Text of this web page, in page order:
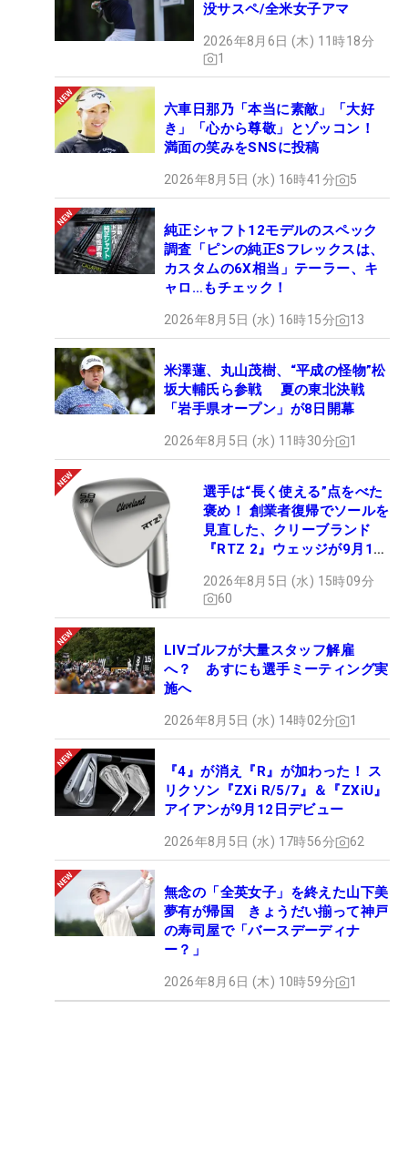
没サスペ/全米女子アマ
2026年8月6日 (木) 11時18分
1
六車日那乃「本当に素敵」「大好
き」「心から尊敬」とゾッコン！
満面の笑みをSNSに投稿
2026年8月5日 (水) 16時41分 5
純正シャフト12モデルのスペック
調査「ピンの純正Sフレックスは、
カスタムの6X相当」テーラー、キ
ャロ…もチェック！
2026年8月5日 (水) 16時15分 13
米澤蓮、丸山茂樹、“平成の怪物”松
坂大輔氏ら参戦 夏の東北決戦
「岩手県オープン」が8日開幕
2026年8月5日 (水) 11時30分 1
選手は“長く使える”点をべた
褒め！ 創業者復帰でソールを
見直した、クリーブランド
『RTZ 2』ウェッジが9月12
2026年8月5日 (水) 15時09分
60
LIVゴルフが大量スタッフ解雇
へ？ あすにも選手ミーティング実
施へ
2026年8月5日 (水) 14時02分 1
『4』が消え『R』が加わった！ ス
リクソン『ZXi R/5/7』＆『ZXiU』
アイアンが9月12日デビュー
2026年8月5日 (水) 17時56分 62
無念の「全英女子」を終えた山下美
夢有が帰国 きょうだい揃って神戸
の寿司屋で「バースデーディナ
ー？」
2026年8月6日 (木) 10時59分 1